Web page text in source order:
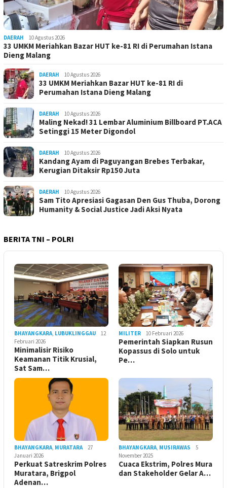
DAERAH 10 Agustus 2026
33 UMKM Meriahkan Bazar HUT ke-81 RI di Perumahan Istana
Dieng Malang
DAERAH 10 Agustus 2026
33 UMKM Meriahkan Bazar HUT ke-81 RI di
Perumahan Istana Dieng Malang
DAERAH 10 Agustus 2026
Maling Nekad! 31 Lembar Aluminium Billboard PT.ACA
Setinggi 15 Meter Digondol
DAERAH 10 Agustus 2026
Kandang Ayam di Paguyangan Brebes Terbakar,
Kerugian Ditaksir Rp150 Juta
DAERAH 10 Agustus 2026
Sam Tito Apresiasi Gagasan Den Gus Thuba, Dorong
Humanity & Social Justice Jadi Aksi Nyata
BERITA TNI – POLRI
BHAYANGKARA, LUBUKLINGGAU
12
Februari 2026
Minimalisir Risiko
Keamanan Titik Krusial,
Sat Sam…
MILITER 10 Februari 2026
Pemerintah Siapkan Rusun
Kopassus di Solo untuk
Pe…
BHAYANGKARA, MURATARA
27
Januari 2026
Perkuat Satreskrim Polres
Muratara, Brigpol
Adenan…
BHAYANGKARA, MUSIRAWAS
5
November 2025
Cuaca Ekstrim, Polres Mura
dan Stakeholder Gelar A…